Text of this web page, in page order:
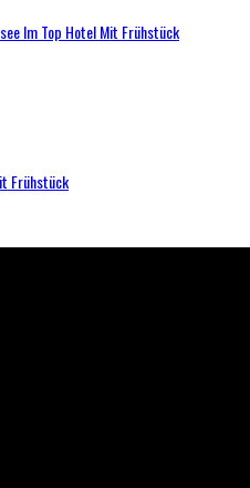
Im Top Hotel Mit Frühstück
Frühstück